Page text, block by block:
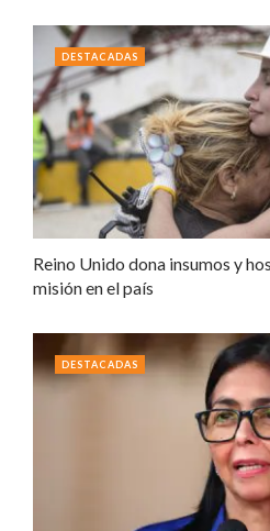
Reino Unido dona insumos y
misión en el país
DESTACADAS
DESTACADAS